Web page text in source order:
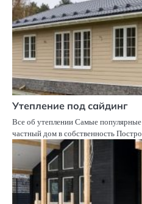
Утепление под сайдинг
Все об утеплении Самые
частный дом в собственность